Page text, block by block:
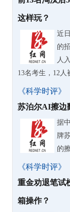
这样玩？
近
的
人
13名考生，12人
《科学时评》
苏泊尔AI擦边
据
牌
的
《科学时评》
重金劝退笔试
箱操作？